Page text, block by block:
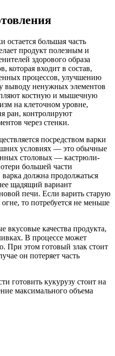
большая часть
продукт полезным и
здорового образа
которая входит в состав,
процессов, улучшению
выводу ненужных элементов
костную и мышечную
на клеточном уровне,
ран, контролируют
через стенки.
посредством варки
условиях — это обычные
столовых — кастрюли-
большей части
должна продолжаться
щадящий вариант
печи. Если варить старую
то потребуется не меньше
вкусовые качества продукта,
В процессе может
При этом готовый злак стоит
он потеряет часть
готовить кукурузу стоит на
максимального объема